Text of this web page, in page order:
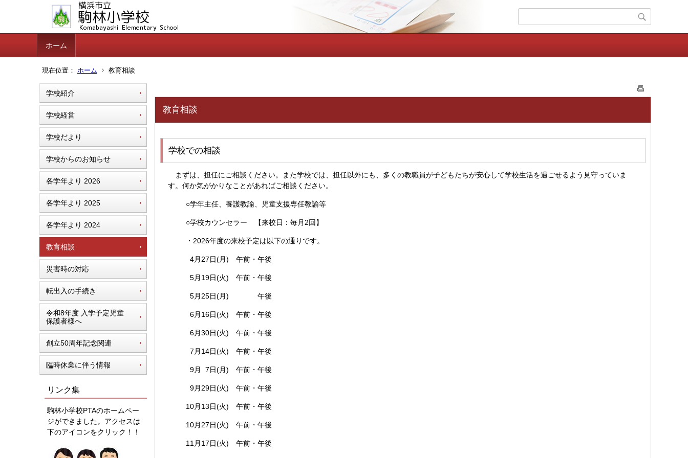
ホーム
現在位置： ホーム 教育相談
学校紹介
学校経営
学校だより
学校からのお知らせ
各学年より 2026
各学年より 2025
各学年より 2024
教育相談
災害時の対応
転出入の手続き
令和8年度 入学予定児童
保護者様へ
創立50周年記念関連
臨時休業に伴う情報
リンク集
駒林小学校PTAのホームペー
ジができました。アクセスは
下のアイコンをクリック！！
教育相談
学校での相談
まずは、担任にご相談ください。また学校では、担任以外にも、多くの教職員が子どもたちが安心して学校生活を過ごせるよう見守っていま
す。何か気がかりなことがあればご相談ください。
○学年主任、養護教諭、児童支援専任教諭等
○学校カウンセラー 【来校日：毎月2回】
・2026年度の来校予定は以下の通りです。
4月27日(月) 午前・午後
5月19日(火) 午前・午後
5月25日(月) 午後
6月16日(火) 午前・午後
6月30日(火) 午前・午後
7月14日(火) 午前・午後
9月 7日(月) 午前・午後
9月29日(火) 午前・午後
10月13日(火) 午前・午後
10月27日(火) 午前・午後
11月17日(火) 午前・午後